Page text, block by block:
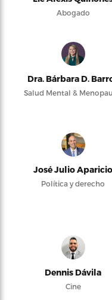
Abogado
Dra. Bárbara D.
Salud Mental &
José Julio Aparicio
Política y derecho
Dennis Dávila
Cine